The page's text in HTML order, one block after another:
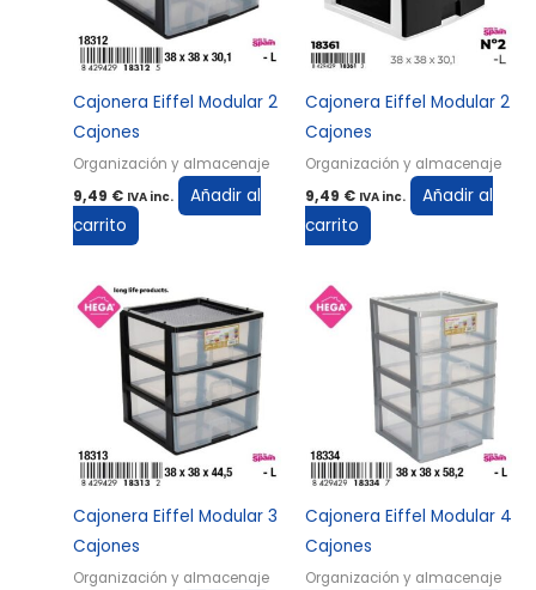
Cajonera Eiffel Modular 2
Cajones
Organización y almacenaje
9,49 € IVA inc.
Añadir al
carrito
Cajonera Eiffel Modular 2
Cajones
Organización y almacenaje
9,49 € IVA inc.
Añadir al
carrito
Cajonera Eiffel Modular 3
Cajones
Organización y almacenaje
Cajonera Eiffel Modular 4
Cajones
Organización y almacenaje